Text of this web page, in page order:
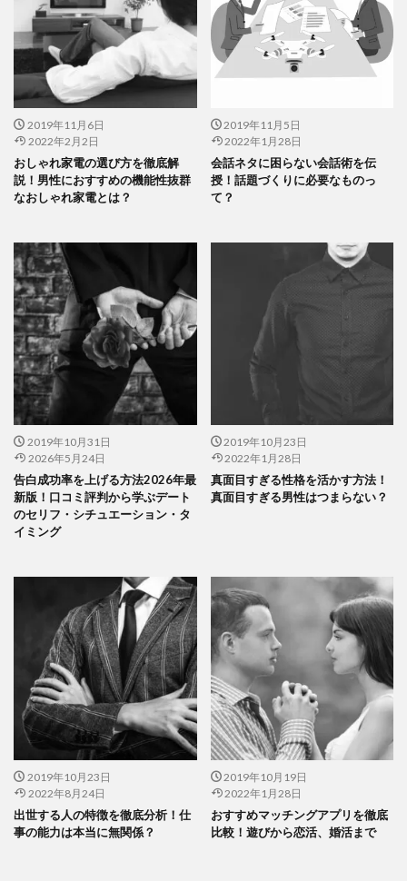
2019年11月6日
2022年2月2日
おしゃれ家電の選び方を徹底解
説！男性におすすめの機能性抜群
なおしゃれ家電とは？
2019年11月5日
2022年1月28日
会話ネタに困らない会話術を伝
授！話題づくりに必要なものっ
て？
2019年10月31日
2026年5月24日
告白成功率を上げる方法2026年最
新版！口コミ評判から学ぶデート
のセリフ・シチュエーション・タ
イミング
2019年10月23日
2022年1月28日
真面目すぎる性格を活かす方法！
真面目すぎる男性はつまらない？
2019年10月23日
2022年8月24日
出世する人の特徴を徹底分析！仕
事の能力は本当に無関係？
2019年10月19日
2022年1月28日
おすすめマッチングアプリを徹底
比較！遊びから恋活、婚活まで